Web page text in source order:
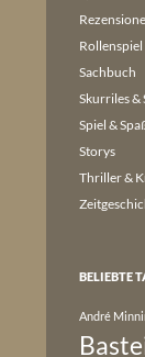
Rollenspiel
Sachbuch
Skurriles &
Spiel &
Storys
Thriller &
BELIEBTE
André